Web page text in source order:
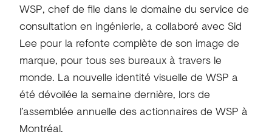
WSP, chef de file dans le domaine du service de
consultation en ingénierie, a collaboré avec Sid
Lee pour la refonte complète de son image de
marque, pour tous ses bureaux à travers le
monde. La nouvelle identité visuelle de WSP a
été dévoilée la semaine dernière, lors de
l’assemblée annuelle des actionnaires de WSP à
Montréal.